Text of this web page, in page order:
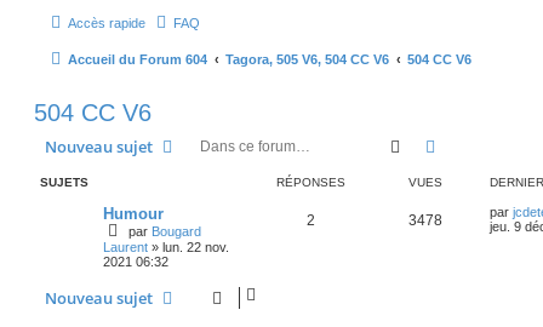
Accès rapide FAQ
Accueil du Forum 604 Tagora, 505 V6, 504 CC V6 504 CC V6
504 CC V6
Nouveau sujet Rechercher
SUJETS RÉPONSES VUES
Humour
par Bougard
Laurent » lun. 22 nov.
2021 06:32
2 3478 par
jeu. 9
Nouveau sujet